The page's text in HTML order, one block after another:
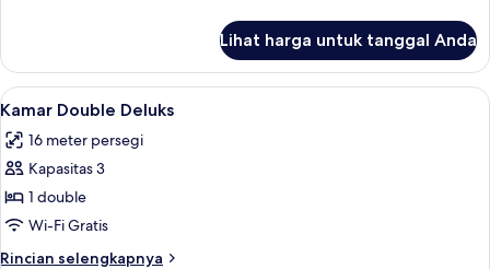
Single
Room
Lihat harga untuk tanggal Anda
Lihat
semua
foto
untuk
Kamar
Double
Deluks
Kamar Double Deluks | Seprai
8
Kamar Double Deluks
16 meter persegi
Kapasitas 3
1 double
Wi-Fi Gratis
Rincian selengkapnya
Rincian